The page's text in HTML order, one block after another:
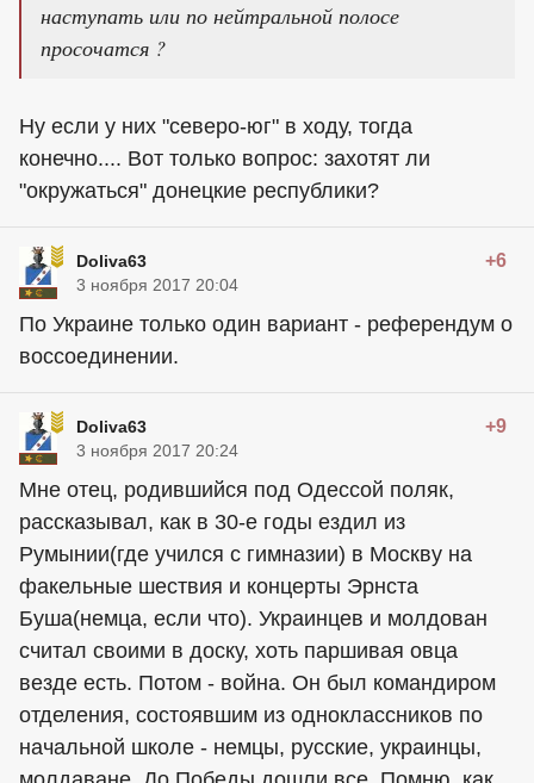
наступать или по нейтральной полосе
просочатся ?
Ну если у них "северо-юг" в ходу, тогда
конечно.... Вот только вопрос: захотят ли
"окружаться" донецкие республики?
Doliva63 +6
3 ноября 2017 20:04
По Украине только один вариант - референдум о
воссоединении.
Doliva63 +9
3 ноября 2017 20:24
Мне отец, родившийся под Одессой поляк,
рассказывал, как в 30-е годы ездил из
Румынии(где учился с гимназии) в Москву на
факельные шествия и концерты Эрнста
Буша(немца, если что). Украинцев и молдован
считал своими в доску, хоть паршивая овца
везде есть. Потом - война. Он был командиром
отделения, состоявшим из одноклассников по
начальной школе - немцы, русские, украинцы,